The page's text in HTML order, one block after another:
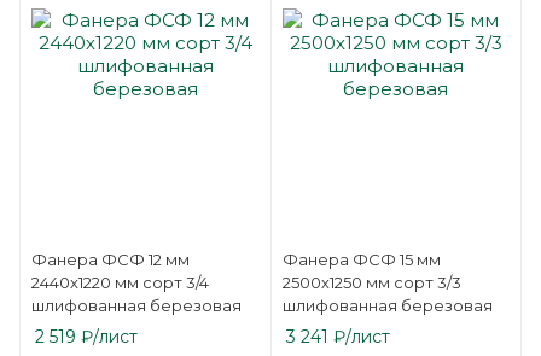
Фанера ФСФ 12 мм
2440х1220 мм сорт 3/4
шлифованная березовая
2 519 ₽/лист
Фанера ФСФ 15 мм
2500х1250 мм сорт 3/3
шлифованная березовая
3 241 ₽/лист